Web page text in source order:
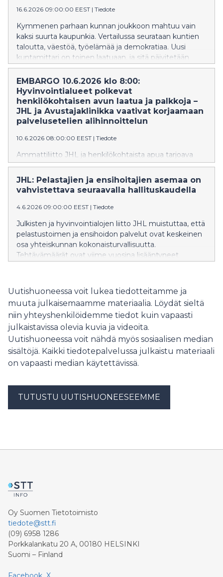
16.6.2026 09:00:00 EEST | Tiedote
Kymmenen parhaan kunnan joukkoon mahtuu vain
kaksi suurta kaupunkia. Vertailussa seurataan kuntien
taloutta, väestöä, työelämää ja demokratiaa. Uusi
kuntamittari on toinen laatuaan, ja sitä päivitetään
vuosittain.
EMBARGO 10.6.2026 klo 8:00:
Hyvinvointialueet polkevat
henkilökohtaisen avun laatua ja palkkoja –
JHL ja Avustajaklinikka vaativat korjaamaan
palvelusetelien alihinnoittelun
10.6.2026 08:00:00 EEST | Tiedote
Ammattiliitto JHL ja henkilökohtaista apua tarjoava
Avustajaklinikka vaativat, että palvelusetelien hinnat
saadaan vastaamaan todellisia kustannuksia.
Vaatimuksia vauhditetaan yhteisellä Huomioistuin-
JHL: Pelastajien ja ensihoitajien asemaa on
vahvistettava seuraavalla hallituskaudella
4.6.2026 09:00:00 EEST | Tiedote
Julkisten ja hyvinvointialojen liitto JHL muistuttaa, että
pelastustoimen ja ensihoidon palvelut ovat keskeinen
osa yhteiskunnan kokonaisturvallisuutta.
Tehtävämäärät ovat viime vuosina lisääntyneet
työolosuhteet sekä kiristyvä kilpailu osaavasta
työvoimasta vaikeuttavat rekrytointia ja henkilöstön
pysyvyyttä.
Uutishuoneessa voit lukea tiedotteitamme ja
muuta julkaisemaamme materiaalia. Löydät sieltä
niin yhteyshenkilöidemme tiedot kuin vapaasti
julkaistavissa olevia kuvia ja videoita.
Uutishuoneessa voit nähdä myös sosiaalisen median
sisältöjä. Kaikki tiedotepalvelussa julkaistu materiaali
on vapaasti median käytettävissä.
TUTUSTU UUTISHUONEESEEMME
Oy Suomen Tietotoimisto
tiedote@stt.fi
(09) 6958 1286
Porkkalankatu 20 A, 00180 HELSINKI
Suomi – Finland